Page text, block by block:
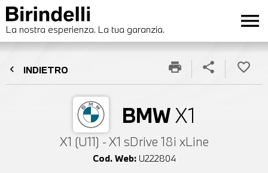
La nostra esperienza. La tua garanzia. menu
chevron_left INDIETRO
BMWX1
X1 (U11) - X1 sDrive 18i xLine
Cod. Web: U222804
print share favorite_border